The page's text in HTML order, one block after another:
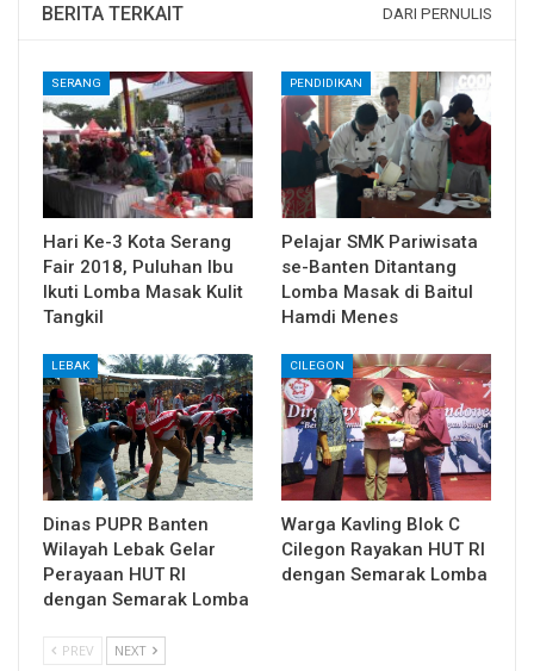
BERITA TERKAIT DARI PERNULIS
SERANG
Hari Ke-3 Kota Serang
Fair 2018, Puluhan Ibu
Ikuti Lomba Masak Kulit
Tangkil
PENDIDIKAN
Pelajar SMK Pariwisata
se-Banten Ditantang
Lomba Masak di Baitul
Hamdi Menes
LEBAK
Dinas PUPR Banten
Wilayah Lebak Gelar
Perayaan HUT RI
dengan Semarak Lomba
CILEGON
Warga Kavling Blok C
Cilegon Rayakan HUT RI
dengan Semarak Lomba
PREV NEXT